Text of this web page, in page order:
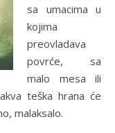
sa umacima u
kojima
preovladava
povrće, sa
malo mesa ili
teška hrana će
malaksalo.